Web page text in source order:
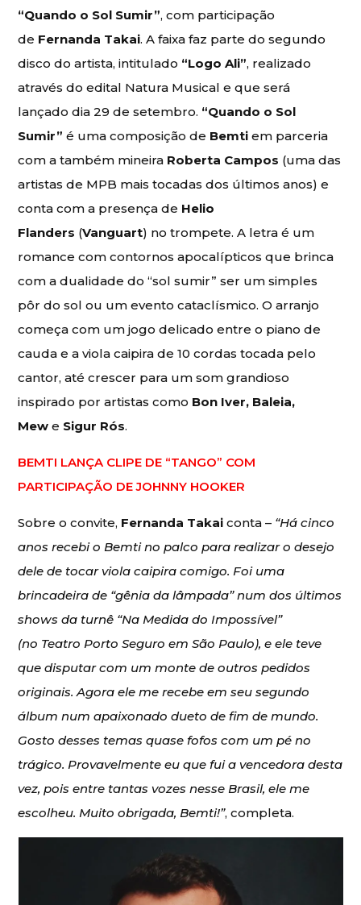
“Quando o Sol Sumir”, com participação
de Fernanda Takai. A faixa faz parte do segundo
disco do artista, intitulado “Logo Ali”, realizado
através do edital Natura Musical e que será
lançado dia 29 de setembro. “Quando o Sol
Sumir” é uma composição de Bemti em parceria
com a também mineira Roberta Campos (uma das
artistas de MPB mais tocadas dos últimos anos) e
conta com a presença de Helio
Flanders (Vanguart) no trompete. A letra é um
romance com contornos apocalípticos que brinca
com a dualidade do “sol sumir” ser um simples
pôr do sol ou um evento cataclísmico. O arranjo
começa com um jogo delicado entre o piano de
cauda e a viola caipira de 10 cordas tocada pelo
cantor, até crescer para um som grandioso
inspirado por artistas como Bon Iver, Baleia,
Mew e Sigur Rós.
BEMTI LANÇA CLIPE DE “TANGO” COM
PARTICIPAÇÃO DE JOHNNY HOOKER
Sobre o convite, Fernanda Takai conta – “Há cinco
anos recebi o Bemti no palco para realizar o desejo
dele de tocar viola caipira comigo. Foi uma
brincadeira de “gênia da lâmpada” num dos últimos
shows da turnê “Na Medida do Impossível”
(no Teatro Porto Seguro em São Paulo), e ele teve
que disputar com um monte de outros pedidos
originais. Agora ele me recebe em seu segundo
álbum num apaixonado dueto de fim de mundo.
Gosto desses temas quase fofos com um pé no
trágico. Provavelmente eu que fui a vencedora desta
vez, pois entre tantas vozes nesse Brasil, ele me
escolheu. Muito obrigada, Bemti!”, completa.